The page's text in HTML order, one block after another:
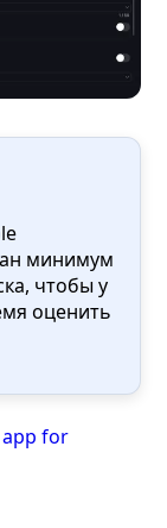
минимум
чтобы у
оценить
for